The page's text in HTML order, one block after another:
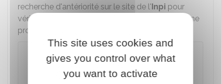
recherche d'antériorité sur le site de l'Inpi pour
vérifier que le nom envisagé ne bénéficie d'aucune
protection (dépôt de marque).
Recherche d'antériorité de marque
(INPI)
This site uses cookies and
gives you control over what
you want to activate